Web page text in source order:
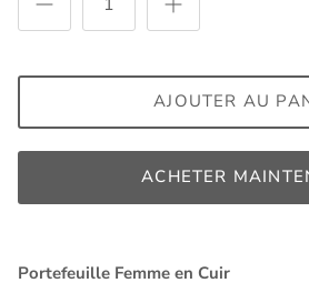
AJOUTER AU
ACHETER
Portefeuille Femme en Cuir